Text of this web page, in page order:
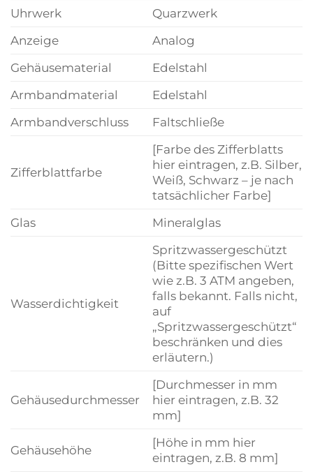
Uhrwerk
Quarzwerk
Anzeige
Analog
Gehäusematerial
Edelstahl
Armbandmaterial
Edelstahl
Armbandverschluss
Faltschließe
Zifferblattfarbe
[Farbe des Zifferblatts
hier eintragen, z.B. Silber,
Weiß, Schwarz – je nach
tatsächlicher Farbe]
Glas
Mineralglas
Wasserdichtigkeit
Spritzwassergeschützt
(Bitte spezifischen Wert
wie z.B. 3 ATM angeben,
falls bekannt. Falls nicht,
auf
„Spritzwassergeschützt“
beschränken und dies
erläutern.)
Gehäusedurchmesser
[Durchmesser in mm
hier eintragen, z.B. 32
mm]
Gehäusehöhe
[Höhe in mm hier
eintragen, z.B. 8 mm]